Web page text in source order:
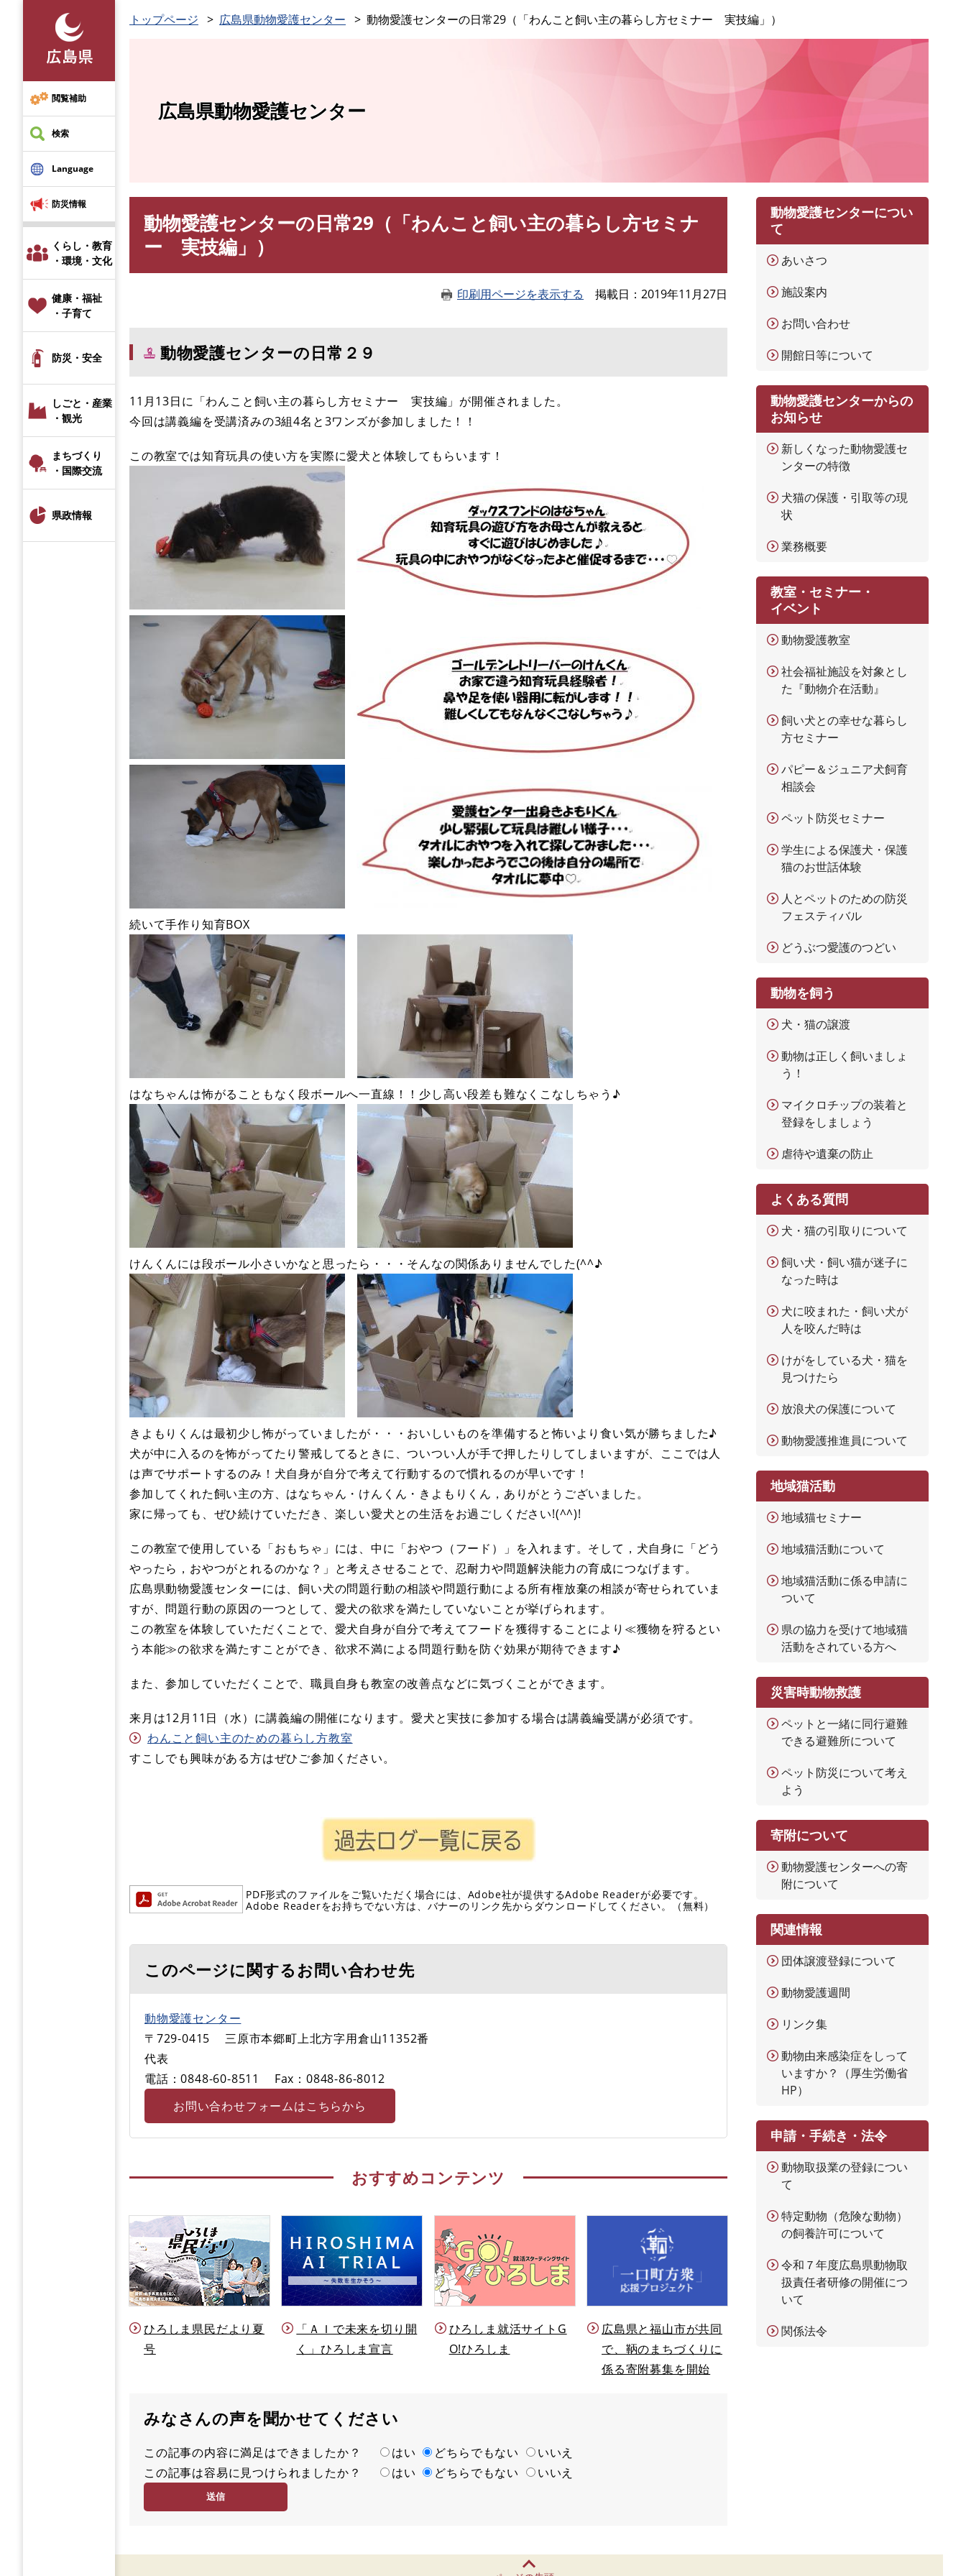
先
頭
で
す
閲覧補助
検索
Language
防災情報
くらし・教育
・環境・文化
健康・福祉
・子育て
防災・安全
しごと・産業
・観光
まちづくり
・国際交流
県政情報
トップページ 広島県動物愛護センター 動物愛護センターの日常29（「わんこと飼い主の暮らし方セミナー 実技編」）
広島県動物愛護センター
動物愛護センターの日常29（「わんこと飼い主の暮らし方セミナ
ー 実技編」）
印刷用ページを表示する 掲載日 2019年11月27日
動物愛護センターの日常２９
11月13日に「わんこと飼い主の暮らし方セミナー 実技編」が開催されました。
今回は講義編を受講済みの3組4名と3ワンズが参加しました！！
この教室では知育玩具の使い方を実際に愛犬と体験してもらいます！
続いて手作り知育BOX
はなちゃんは怖がることもなく段ボールへ一直線！！少し高い段差も難なくこなしちゃう♪
けんくんには段ボール小さいかなと思ったら・・・そんなの関係ありませんでした(^^♪
きよもりくんは最初少し怖がっていましたが・・・おいしいものを準備すると怖いより食い気が勝ちました♪
犬が中に入るのを怖がってたり警戒してるときに、ついつい人が手で押したりしてしまいますが、ここでは人
は声でサポートするのみ！犬自身が自分で考えて行動するので慣れるのが早いです！
参加してくれた飼い主の方、はなちゃん・けんくん・きよもりくん，ありがとうございました。
家に帰っても、ぜひ続けていただき、楽しい愛犬との生活をお過ごしください!(^^)!
この教室で使用している「おもちゃ」には、中に「おやつ（フード）」を入れます。そして，犬自身に「どう
やったら，おやつがとれるのかな？」と考えさせることで、忍耐力や問題解決能力の育成につなげます。
広島県動物愛護センターには、飼い犬の問題行動の相談や問題行動による所有権放棄の相談が寄せられていま
すが、問題行動の原因の一つとして、愛犬の欲求を満たしていないことが挙げられます。
この教室を体験していただくことで、愛犬自身が自分で考えてフードを獲得することにより≪獲物を狩るとい
う本能≫の欲求を満たすことができ、欲求不満による問題行動を防ぐ効果が期待できます♪
また、参加していただくことで、職員自身も教室の改善点などに気づくことができます。
来月は12月11日（水）に講義編の開催になります。愛犬と実技に参加する場合は講義編受講が必須です。
わんこと飼い主のための暮らし方教室
すこしでも興味がある方はぜひご参加ください。
PDF形式のファイルをご覧いただく場合には、Adobe社が提供するAdobe Readerが必要です。
Adobe Readerをお持ちでない方は、バナーのリンク先からダウンロードしてください。（無料）
このページに関するお問い合わせ先
動物愛護センター
〒729-0415
三原市本郷町上北方字用倉山11352番
代表
電話：0848-60-8511
Fax：0848-86-8012
お問い合わせフォームはこちらから
おすすめコンテンツ
ひろしま県民だより夏
号
「ＡＩで未来を切り開
く」ひろしま宣言
ひろしま就活サイトG
O!ひろしま
広島県と福山市が共同
で、鞆のまちづくりに
係る寄附募集を開始
みなさんの声を聞かせてください
満
足
この記事の内容に満足はできましたか？ はい どちらでもない
いいえ
容
度
この記事は容易に見つけられましたか？ はい どちらでもない いいえ
動物愛護センターについ
て
あいさつ
施設案内
お問い合わせ
開館日等について
動物愛護センターからの
お知らせ
新しくなった動物愛護セ
ンターの特徴
犬猫の保護・引取等の現
状
業務概要
教室・セミナー・
イベント
動物愛護教室
社会福祉施設を対象とし
た『動物介在活動』
飼い犬との幸せな暮らし
方セミナー
パピー＆ジュニア犬飼育
相談会
ペット防災セミナー
学生による保護犬・保護
猫のお世話体験
人とペットのための防災
フェスティバル
どうぶつ愛護のつどい
動物を飼う
犬・猫の譲渡
動物は正しく飼いましょ
う！
マイクロチップの装着と
登録をしましょう
虐待や遺棄の防止
よくある質問
犬・猫の引取りについて
飼い犬・飼い猫が迷子に
なった時は
犬に咬まれた・飼い犬が
人を咬んだ時は
けがをしている犬・猫を
見つけたら
放浪犬の保護について
動物愛護推進員について
地域猫活動
地域猫セミナー
地域猫活動について
地域猫活動に係る申請に
ついて
県の協力を受けて地域猫
活動をされている方へ
災害時動物救護
ペットと一緒に同行避難
できる避難所について
ペット防災について考え
よう
寄附について
動物愛護センターへの寄
附について
関連情報
団体譲渡登録について
動物愛護週間
リンク集
動物由来感染症をしって
いますか？（厚生労働省
HP）
申請・手続き・法令
動物取扱業の登録につい
て
特定動物（危険な動物）
の飼養許可について
令和７年度広島県動物取
扱責任者研修の開催につ
いて
関係法令